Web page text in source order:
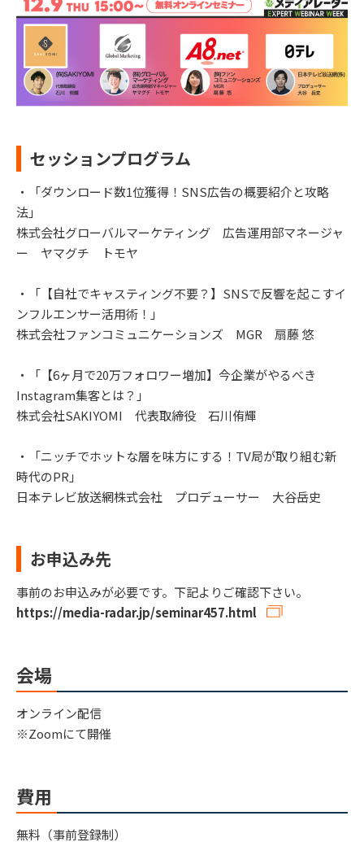
セッションプログラム
・「ダウンロード数1位獲得！SNS広告の概要紹介と攻略
法」
株式会社グローバルマーケティング 広告運用部マネージャ
ー ヤマグチ トモヤ
・「【自社でキャスティング不要？】SNSで反響を起こすイ
ンフルエンサー活用術！」
株式会社ファンコミュニケーションズ MGR 扇藤 悠
・「【6ヶ月で20万フォロワー増加】今企業がやるべき
Instagram集客とは？」
株式会社SAKIYOMI 代表取締役 石川侑輝
・「ニッチでホットな層を味方にする！TV局が取り組む新
時代のPR」
日本テレビ放送網株式会社 プロデューサー 大谷岳史
お申込み先
事前のお申込みが必要です。下記よりご確認下さい。
https://media-radar.jp/seminar457.html
会場
オンライン配信
※Zoomにて開催
費用
無料（事前登録制）